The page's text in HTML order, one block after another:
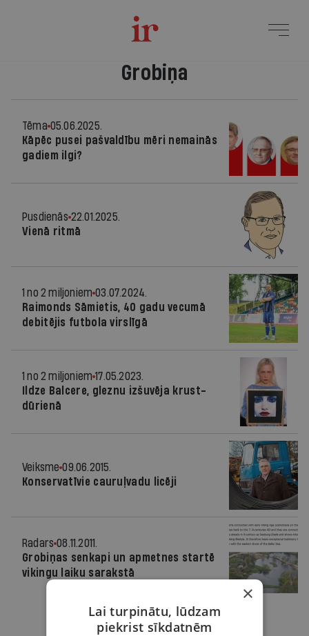
Grobiņa
Tēma 05.06.2025.
Kāpēc pusei pašvaldību mēri nemainās
gadiem ilgi?
Pusdienās 22.01.2025.
Vienā ritmā
1 no 2 miljoniem 03.07.2024.
Raimonds Sāmietis, 40 gadu vecumā
debitējis futbola virslīgā
1 no 2 miljoniem 17.05.2023.
Ildze Balcere, gleznu izšuvēja krust­
dūrienā
Veiksme 09.06.2015.
Konservatīvie cauruļvadu licēji
Radars 08.11.2011.
Grobiņas senkapi un apmetnes startē
vikingu laiku sarakstā
×
Lai turpinātu, lūdzam
piekrist sīkdatnēm